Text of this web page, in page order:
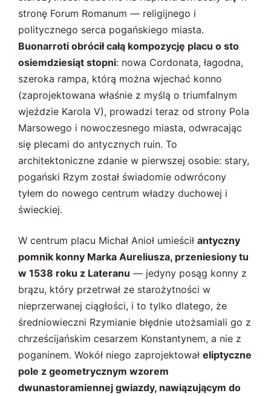
stronę Forum Romanum — religijnego i
politycznego serca pogańskiego miasta.
Buonarroti obrócił całą kompozycję placu o sto
osiemdziesiąt stopni: nowa Cordonata, łagodna,
szeroka rampa, którą można wjechać konno
(zaprojektowana właśnie z myślą o triumfalnym
wjeździe Karola V), prowadzi teraz od strony Pola
Marsowego i nowoczesnego miasta, odwracając
się plecami do antycznych ruin. To
architektoniczne zdanie w pierwszej osobie: stary,
pogański Rzym został świadomie odwrócony
tyłem do nowego centrum władzy duchowej i
świeckiej.
W centrum placu Michał Anioł umieścił antyczny
pomnik konny Marka Aureliusza, przeniesiony tu
w 1538 roku z Lateranu — jedyny posąg konny z
brązu, który przetrwał ze starożytności w
nieprzerwanej ciągłości, i to tylko dlatego, że
średniowieczni Rzymianie błędnie utożsamiali go z
chrześcijańskim cesarzem Konstantynem, a nie z
poganinem. Wokół niego zaprojektował eliptyczne
pole z geometrycznym wzorem
dwunastoramiennej gwiazdy, nawiązującym do